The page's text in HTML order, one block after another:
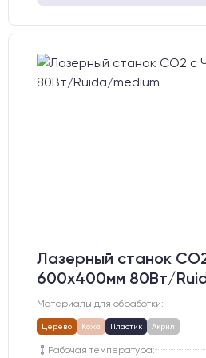
Лазерный станок
600х400мм 80Вт/
Материалы для обработки:
Дерево Кожа Пластик Акрил
Рабочая температура: